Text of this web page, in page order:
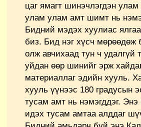
цаг ямагт шинэчлэгдэн
улам улам амт шимт нь
Бидний мэдэх хуулиас
биз. Бид нэг хүсч мөрөөдөж
олж авчихаад тун ч удалгүй
уйдан өөр шинийг эрж
материаллаг эдийн хууль.
хууль үүнээс 180 градусын
тусам амт нь нэмэгддэг.
идэх тусам амтаа алддаг